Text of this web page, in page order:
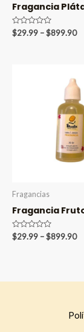
Fragancia
Valorado
en
$29.99 –$899.90
Fragancias
Fragancia
Valorado
en
$29.99 –$899.90